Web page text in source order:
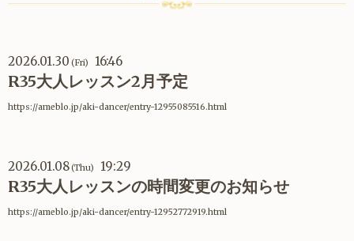
2026.01.30 (Fri) 16:46
R35大人レッスン2月予定
https://ameblo.jp/aki-dancer/entry-12955085516.html
2026.01.08(Thu) 19:29
R35大人レッスンの時間変更のお知らせ
https://ameblo.jp/aki-dancer/entry-12952772919.html